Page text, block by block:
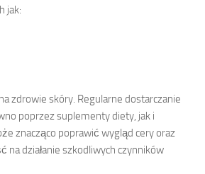
jak:
zdrowie skóry. Regularne dostarczanie
poprzez suplementy diety, jak i
znacząco poprawić wygląd cery oraz
na działanie szkodliwych czynników